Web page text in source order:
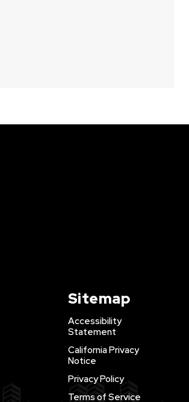
Sitemap
Accessibility
Statement
California Privacy
Notice
Privacy Policy
Terms of Service